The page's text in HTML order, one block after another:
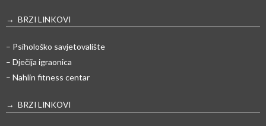
→ BRZI LINKOVI
– Psihološko savjetovalište
– Dječija igraonica
– Nahlin fitness centar
→ BRZI LINKOVI